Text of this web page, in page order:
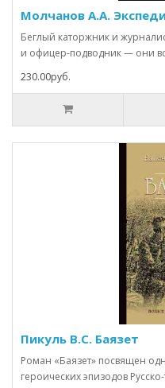
Молчанов А.А.
Беглый каторжник и
и офицер-подводник — они
230.00руб.
Пикуль В.С. Баязет
Роман «Баязет» посвящен
героических эпизодов